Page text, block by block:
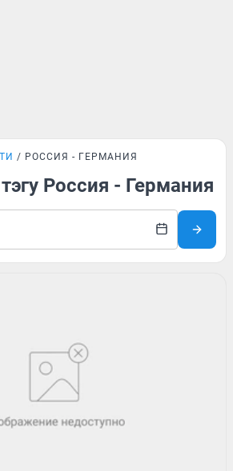
РОССИЯ - ГЕРМАНИЯ
Россия - Германия